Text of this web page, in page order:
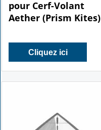
pour Cerf-Volant
Aether (Prism Kites)
Cliquez ici